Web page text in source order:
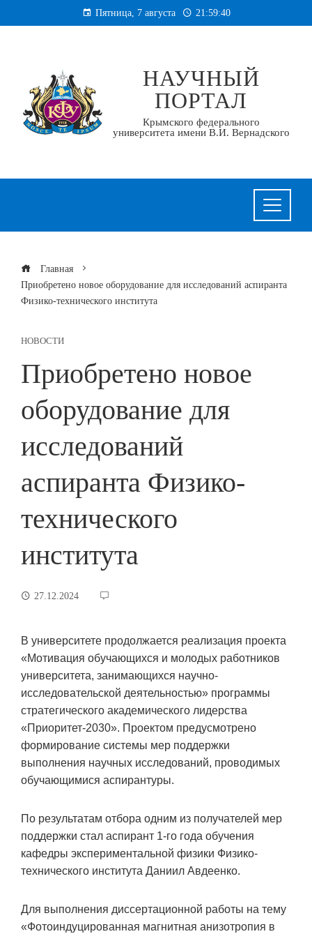
к
Пятница, 7 августа 21:59:41
НАУЧНЫЙ
ПОРТАЛ
Крымского федерального
университета имени В.И. Вернадского
Главная
Приобретено новое оборудование для исследований аспиранта
Физико-технического института
НОВОСТИ
Приобретено новое
оборудование для
исследований
аспиранта Физико-
технического
института
27.12.2024
В университете продолжается реализация проекта
«Мотивация обучающихся и молодых работников
университета, занимающихся научно-
исследовательской деятельностью» программы
стратегического академического лидерства
«Приоритет-2030». Проектом предусмотрено
формирование системы мер поддержки
выполнения научных исследований, проводимых
обучающимися аспирантуры.
По результатам отбора одним из получателей мер
поддержки стал аспирант 1-го года обучения
кафедры экспериментальной физики Физико-
технического института Даниил Авдеенко.
Для выполнения диссертационной работы на тему
«Фотоиндуцированная магнитная анизотропия в